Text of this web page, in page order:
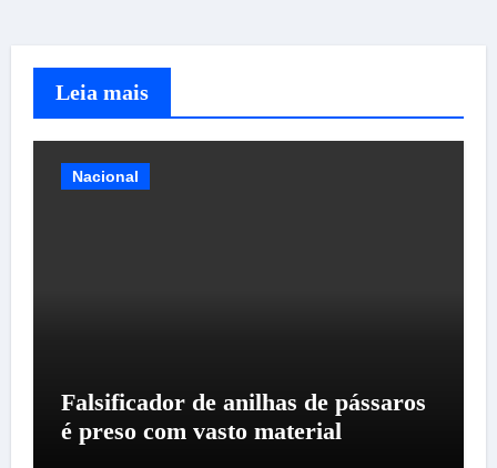
Leia mais
Nacional
Falsificador de anilhas de pássaros
é preso com vasto material